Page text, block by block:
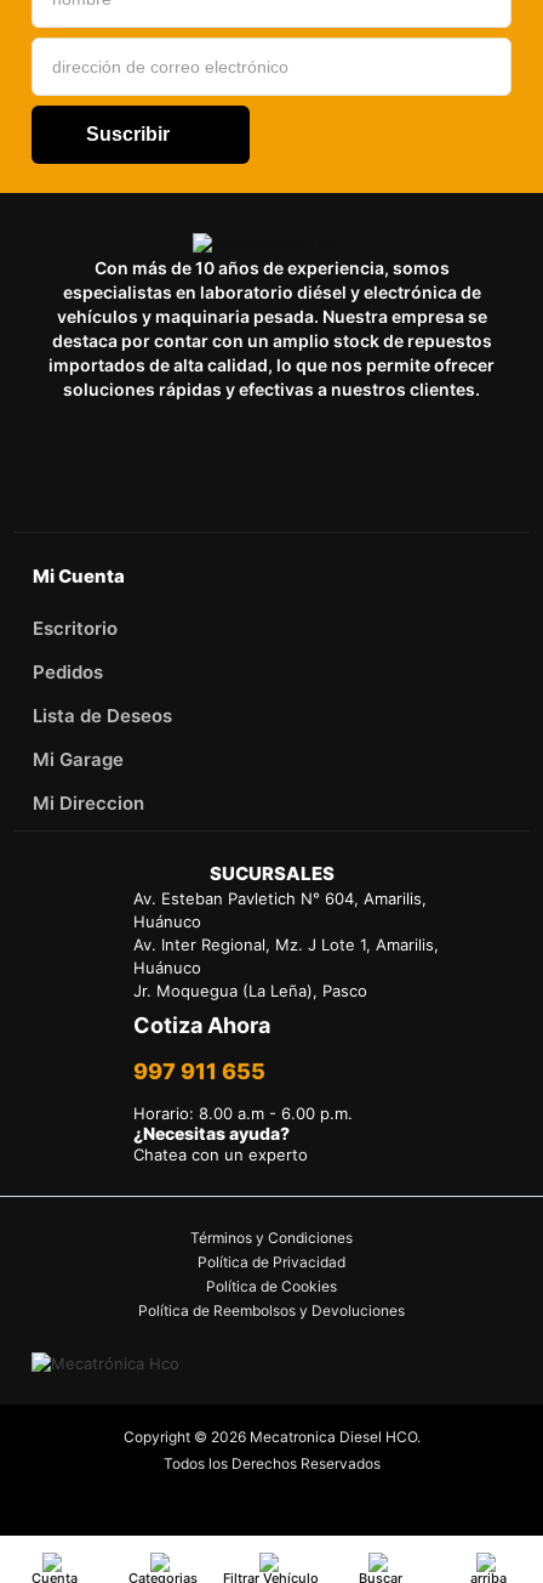
Suscribir
Con más de 10 años de experiencia, somos
especialistas en laboratorio diésel y electrónica de
vehículos y maquinaria pesada. Nuestra empresa se
destaca por contar con un amplio stock de repuestos
importados de alta calidad, lo que nos permite ofrecer
soluciones rápidas y efectivas a nuestros clientes.
Mi Cuenta
Escritorio
Pedidos
Lista de Deseos
Mi Garage
Mi Direccion
SUCURSALES
Av. Esteban Pavletich N° 604, Amarilis,
Huánuco
Av. Inter Regional, Mz. J Lote 1, Amarilis,
Huánuco
Jr. Moquegua (La Leña), Pasco
Cotiza Ahora
997 911 655
Horario:8.00 a.m - 6.00 p.m.
¿Necesitas ayuda?
Chatea con un experto
Términos y Condiciones
Política de Privacidad
Política de Cookies
Política de Reembolsos y Devoluciones
Copyright © 2026 Mecatronica Diesel HCO.
Todos los Derechos Reservados
Cuenta Categorias Filtrar Vehículo Buscar arriba